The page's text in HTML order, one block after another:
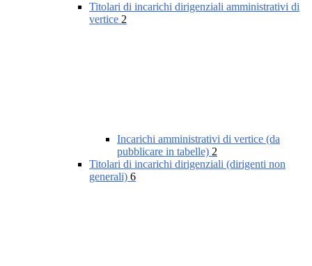
Titolari di incarichi dirigenziali amministrativi di
vertice 2
Incarichi amministrativi di vertice (da
pubblicare in tabelle) 2
Titolari di incarichi dirigenziali (dirigenti non
generali) 6